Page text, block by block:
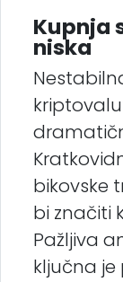
Kupnja
niska
bikovske
bi značiti
Pažljiva
ključna